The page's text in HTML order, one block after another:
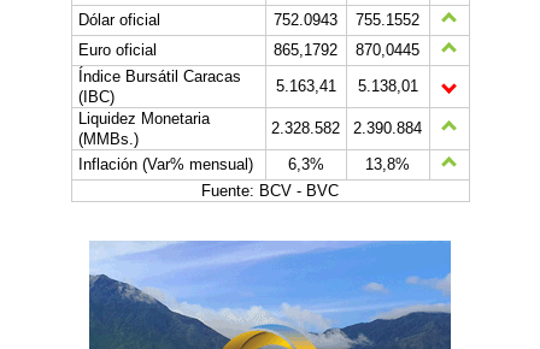
Dólar oficial
752.0943
755.1552
Euro oficial
865,1792
870,0445
Índice Bursátil Caracas
(IBC)
5.163,41
5.138,01
Liquidez Monetaria
(MMBs.)
2.328.582
2.390.884
Inflación (Var% mensual)
6,3%
13,8%
Fuente: BCV - BVC